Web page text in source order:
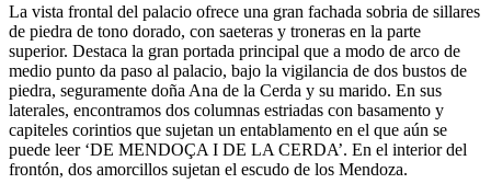
La vista frontal del palacio ofrece una gran fachada sobria de sillares
de piedra de tono dorado, con saeteras y troneras en la parte
superior. Destaca la gran portada principal que a modo de arco de
medio punto da paso al palacio, bajo la vigilancia de dos bustos de
piedra, seguramente doña Ana de la Cerda y su marido. En sus
laterales, encontramos dos columnas estriadas con basamento y
capiteles corintios que sujetan un entablamento en el que aún se
puede leer ‘DE MENDOÇA I DE LA CERDA’. En el interior del
frontón, dos amorcillos sujetan el escudo de los Mendoza.